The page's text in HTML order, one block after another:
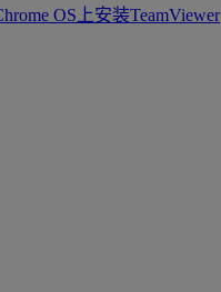
OS上安装TeamViewer